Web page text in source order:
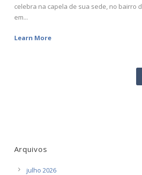
celebra na capela de sua sede, no bairro
em...
Learn More
Arquivos
julho 2026